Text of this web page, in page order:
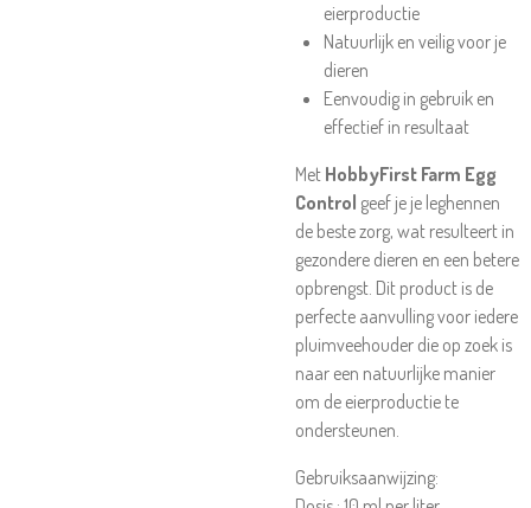
eierproductie
Natuurlijk en veilig voor je
dieren
Eenvoudig in gebruik en
effectief in resultaat
Met HobbyFirst Farm Egg
Control geef je je leghennen
de beste zorg, wat resulteert in
gezondere dieren en een betere
opbrengst. Dit product is de
perfecte aanvulling voor iedere
pluimveehouder die op zoek is
naar een natuurlijke manier
om de eierproductie te
ondersteunen.
Gebruiksaanwijzing: